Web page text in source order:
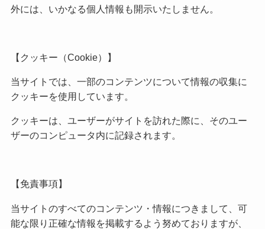
外には、いかなる個人情報も開示いたしません。
【クッキー（Cookie）】
当サイトでは、一部のコンテンツについて情報の収集に
クッキーを使用しています。
クッキーは、ユーザーがサイトを訪れた際に、そのユー
ザーのコンピュータ内に記録されます。
【免責事項】
当サイトのすべてのコンテンツ・情報につきまして、可
能な限り正確な情報を掲載するよう努めておりますが、